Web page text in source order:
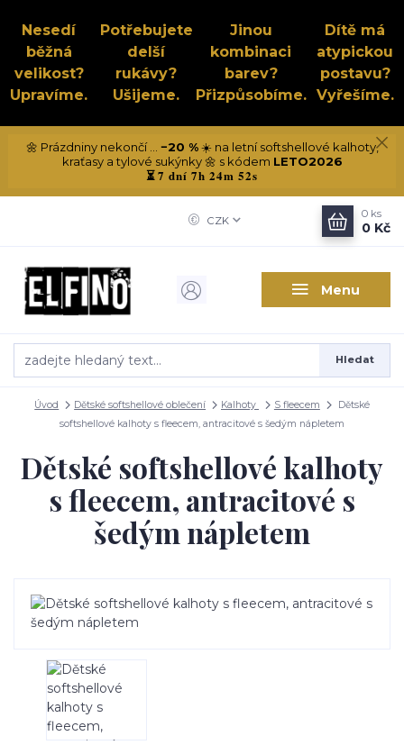
Nesedí
běžná
velikost?
Upravíme.
Potřebujete
delší
rukávy?
Ušijeme.
Jinou
kombinaci
barev?
Přizpůsobíme.
Dítě má
atypickou
postavu?
Vyřešíme.
🌼 Prázdniny nekončí ... −20 %☀️ na letní softshellové kalhoty,
kraťasy a tylové sukýnky 🌼 s kódem LETO2026
⏳7 dní 7h 24m 51s
Menu
CZK
Hledat
0 ks
0 Kč
Úvod Dětské softshellové oblečení Kalhoty S fleecem
Dětské
softshellové kalhoty s fleecem, antracitové s šedým nápletem
Dětské softshellové kalhoty
s fleecem, antracitové s
šedým nápletem